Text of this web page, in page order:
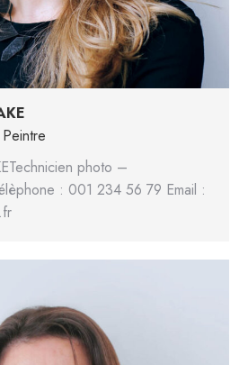
photo –
: 001 234 56 79 Email :